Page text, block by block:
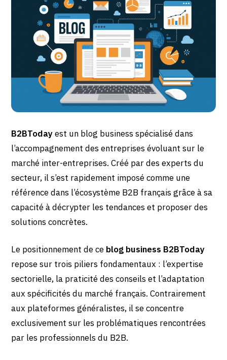
B2BTodayest un blog business spécialisé dans
l’accompagnement des entreprises évoluant sur le
marché inter-entreprises. Créé par des experts du
secteur, il s’est rapidement imposé comme une
référence dans l’écosystème B2B français grâce à sa
capacité à décrypter les tendances et proposer des
solutions concrètes.
Le positionnement de ce blog business B2BToday
repose sur trois piliers fondamentaux : l’expertise
sectorielle, la praticité des conseils et l’adaptation
aux spécificités du marché français. Contrairement
aux plateformes généralistes, il se concentre
exclusivement sur les problématiques rencontrées
par les professionnels du B2B.